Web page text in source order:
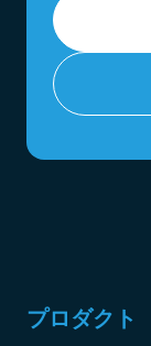
プロダクト